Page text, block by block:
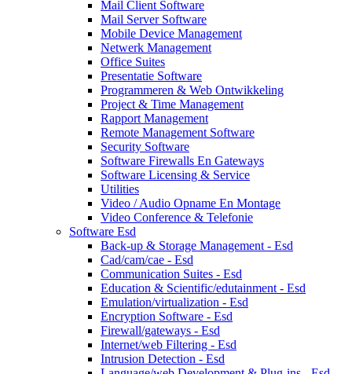
Mail Client Software
Mail Server Software
Mobile Device Management
Netwerk Management
Office Suites
Presentatie Software
Programmeren & Web Ontwikkeling
Project & Time Management
Rapport Management
Remote Management Software
Security Software
Software Firewalls En Gateways
Software Licensing & Service
Utilities
Video / Audio Opname En Montage
Video Conference & Telefonie
Software Esd
Back-up & Storage Management - Esd
Cad/cam/cae - Esd
Communication Suites - Esd
Education & Scientific/edutainment - Esd
Emulation/virtualization - Esd
Encryption Software - Esd
Firewall/gateways - Esd
Internet/web Filtering - Esd
Intrusion Detection - Esd